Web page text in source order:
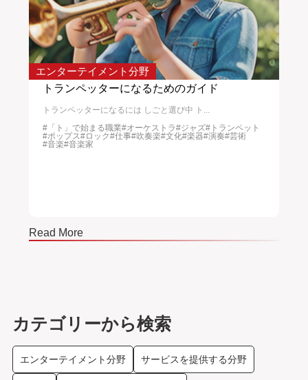
エンターテイメント分野
トランペッターになるためのガイド
トランペッターになるには しごと選び中 ト...
#「ト」で始まる職業#オーケストラ#ジャズ#トランペット
#ポップス#ロック#仕事#吹奏楽#文化#楽器#演奏#芸術
#音楽#音楽家
Read More
カテゴリーから検索
エンターテイメント分野 サービスを提供する分野